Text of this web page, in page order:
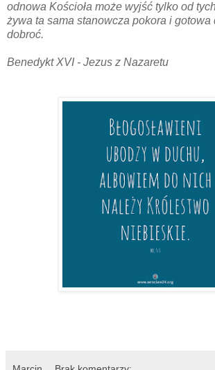
odnowa Kościoła może wyjść tylko od
żywa ta sama stanowcza pokora i gotowa
dobroć.
Benedykt XVI - Jezus z Nazaretu